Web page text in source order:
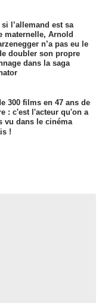
si l’allemand est sa
maternelle, Arnold
n’a pas eu le
doubler son propre
dans la saga
300 films en 47 ans de
: c'est l'acteur qu'on a
vu dans le cinéma
!